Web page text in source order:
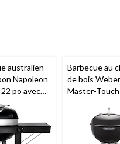
australien
Napoleon
po avec
tablette de
pliante,
cuisson à
Barbecue au
de bois Weber
Master-
nettoyage à
touche, 56